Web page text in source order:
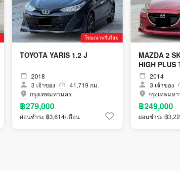
โฆษณาพรีเมียม
TOYOTA YARIS 1.2 J
2018
3 เจ้าของ
41,719 กม.
กรุงเทพมหานคร
฿279,000
ผ่อนชำระ ฿3,614/เดือน
MAZDA 2
HIGH PLUS
2014
3 เจ้าของ
กรุงเทพมห
฿249,000
ผ่อนชำระ ฿